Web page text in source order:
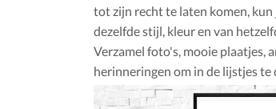
tot zijn recht te laten komen,
dezelfde stijl, kleur en van
Verzamel foto's, mooie plaatjes,
herinneringen om in de lijstjes te